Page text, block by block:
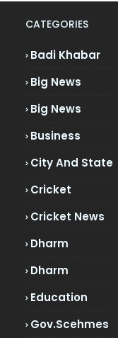
CATEGORIES
Badi Khabar
Big News
Big News
Business
City And State
Cricket
Cricket News
Dharm
Dharm
Education
Gov.scehmes